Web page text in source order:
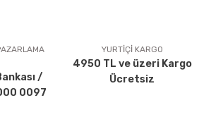
eksik bilgiler bulunuyor.
bulunuyor.
daha pahalı.
alternatifler olmalı.
/
0097
YURTİÇİ KARGO
4950 TL ve üzeri Kargo
Ücretsiz